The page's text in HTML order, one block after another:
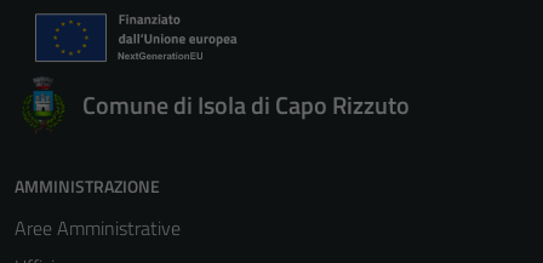
Comune di Isola di Capo Rizzuto
AMMINISTRAZIONE
Aree Amministrative